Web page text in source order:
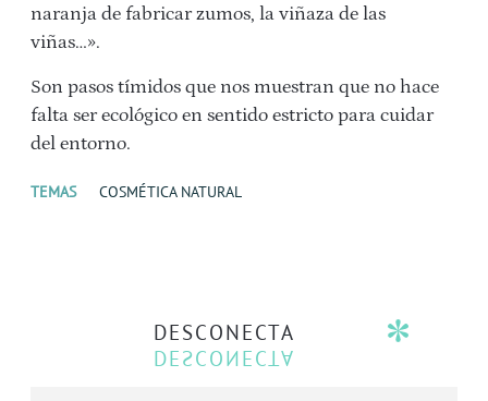
naranja de fabricar zumos, la viñaza de las
viñas…».
Son pasos tímidos que nos muestran que no hace
falta ser ecológico en sentido estricto para cuidar
del entorno.
TEMAS COSMÉTICA NATURAL
DESCONECTA